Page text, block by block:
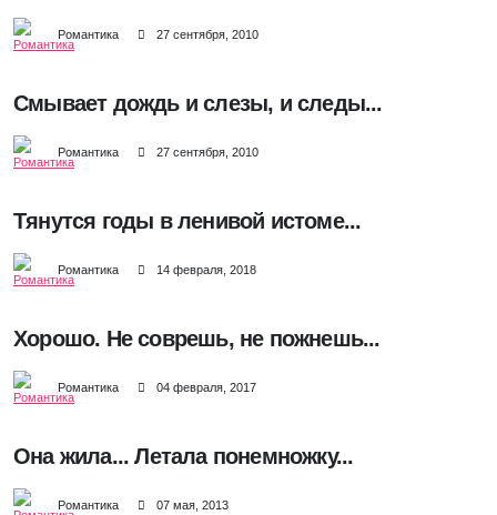
Романтика 27 сентября, 2010
Смывает дождь и слезы, и следы...
Романтика 27 сентября, 2010
Тянутся годы в ленивой истоме...
Романтика 14 февраля, 2018
Хорошо. Не соврешь, не пожнешь...
Романтика 04 февраля, 2017
Она жила... Летала понемножку...
Романтика 07 мая, 2013